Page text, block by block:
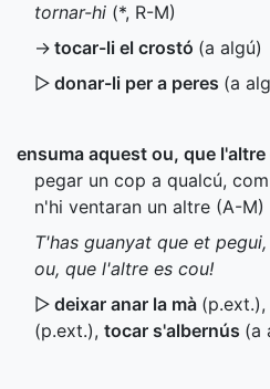
tornar-hi (*, R-M)
→ tocar-li el crostó (a algú)
▷ donar-li per a peres (a
ensuma aquest ou, que l'altre
pegar un cop a qualcú,
n'hi ventaran un altre (A-M)
T'has guanyat que et
ou, que l'altre es cou!
▷ deixar anar la mà (p.ext.),
(p.ext.), tocar s'albernús (a